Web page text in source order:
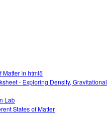
Matter in html5
- Exploring Density, Gravitational
Lab
States of Matter